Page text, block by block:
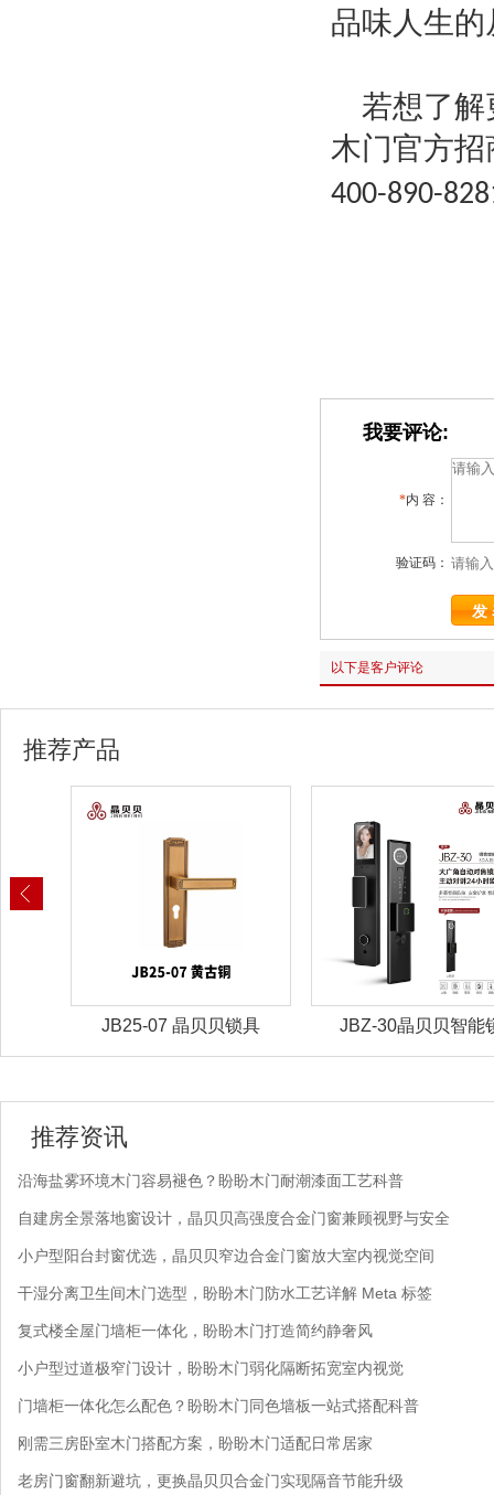
品味人生
若想了解
木门官方招
400-890-
我要评论:
*内 容：
验证码：
以下是客户评论
推荐产品
JB25-07 晶贝贝锁具 JBZ-30晶贝贝智能
推荐资讯
沿海盐雾环境木门容易褪色？盼盼木门耐潮漆面工艺科普
自建房全景落地窗设计，晶贝贝高强度合金门窗兼顾视野与安全
小户型阳台封窗优选，晶贝贝窄边合金门窗放大室内视觉空间
干湿分离卫生间木门选型，盼盼木门防水工艺详解 Meta 标签
复式楼全屋门墙柜一体化，盼盼木门打造简约静奢风
小户型过道极窄门设计，盼盼木门弱化隔断拓宽室内视觉
门墙柜一体化怎么配色？盼盼木门同色墙板一站式搭配科普
刚需三房卧室木门搭配方案，盼盼木门适配日常居家
老房门窗翻新避坑，更换晶贝贝合金门实现隔音节能升级